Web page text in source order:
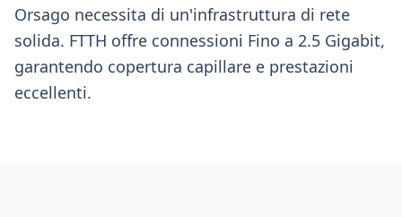
Orsago necessita di un'infrastruttura di rete
solida. FTTH offre connessioni Fino a 2.5 Gigabit,
garantendo copertura capillare e prestazioni
eccellenti.